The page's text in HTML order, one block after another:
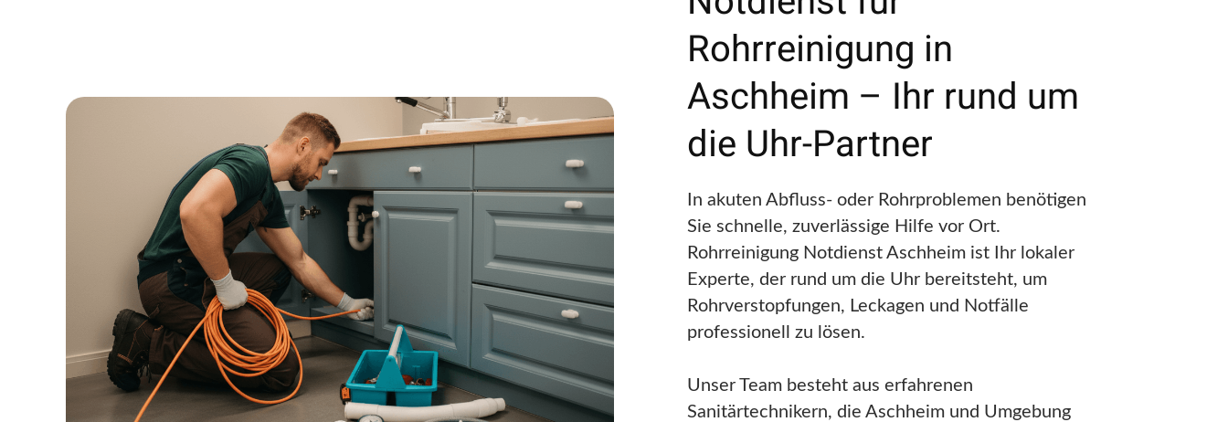
Rohrreinigung in
Aschheim – Ihr rund um
die Uhr-Partner
In akuten Abfluss- oder Rohrproblemen benötigen
Sie schnelle, zuverlässige Hilfe vor Ort.
Rohrreinigung Notdienst Aschheim ist Ihr lokaler
Experte, der rund um die Uhr bereitsteht, um
Rohrverstopfungen, Leckagen und Notfälle
professionell zu lösen.
Unser Team besteht aus erfahrenen
Sanitärtechnikern, die Aschheim und Umgebung